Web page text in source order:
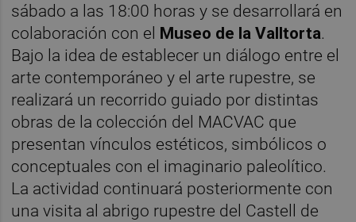
sábado a las 18:00 horas y se desarrollará en
colaboración con el Museo de la Valltorta.
Bajo la idea de establecer un diálogo entre el
arte contemporáneo y el arte rupestre, se
realizará un recorrido guiado por distintas
obras de la colección del MACVAC que
presentan vínculos estéticos, simbólicos o
conceptuales con el imaginario paleolítico.
La actividad continuará posteriormente con
una visita al abrigo rupestre del Castell de